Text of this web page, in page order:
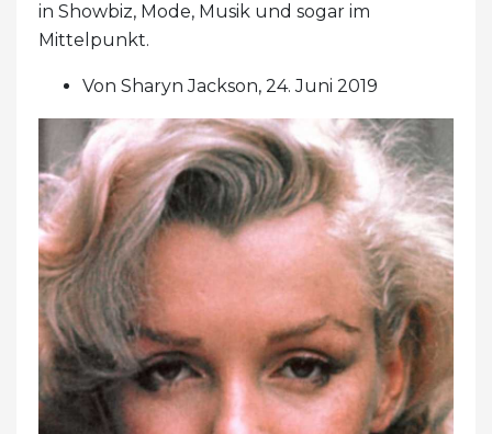
in Showbiz, Mode, Musik und sogar im
Mittelpunkt.
Von Sharyn Jackson, 24. Juni 2019